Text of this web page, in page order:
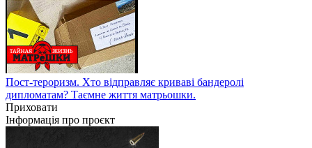
Пост-тероризм. Хто відправляє криваві бандеролі
дипломатам? Таємне життя матрьошки.
Приховати
Інформація про проєкт